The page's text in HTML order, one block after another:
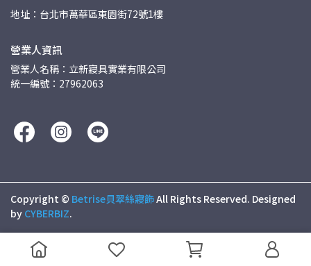
地址：台北市萬華區東園街72號1樓
營業人資訊
營業人名稱：立新寢具實業有限公司
統一編號：27962063
Copyright © Betrise貝翠絲寢飾All Rights Reserved. Designed
by CYBERBIZ.